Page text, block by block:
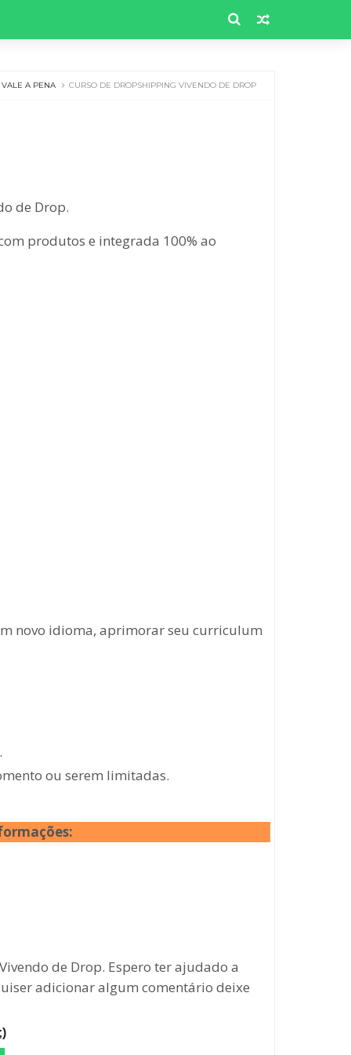
VALE A PENA CURSO DE DROPSHIPPING VIVENDO DE DROP
de Drop.
produtos e integrada 100% ao
novo idioma, aprimorar seu curriculum
ou serem limitadas.
de Drop. Espero ter ajudado a
adicionar algum comentário deixe